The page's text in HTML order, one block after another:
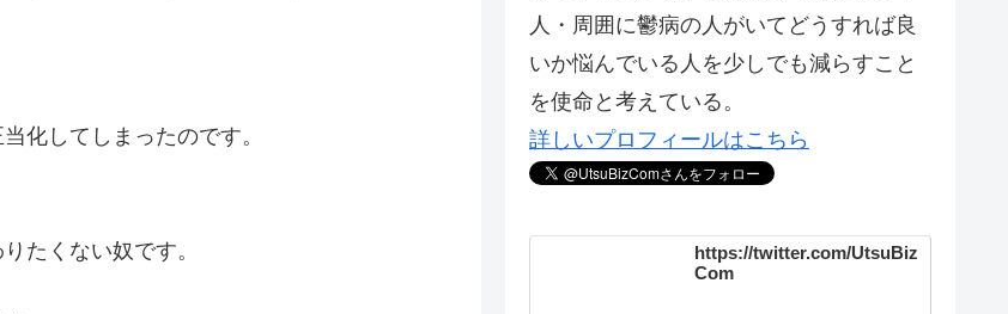
化してしまったのです。
たくない奴です。
人・周囲に鬱病の人がいてどうすれば良
いか悩んでいる人を少しでも減らすこと
を使命と考えている。
詳しいプロフィールはこちら
https://twitter.com/UtsuBiz
Com